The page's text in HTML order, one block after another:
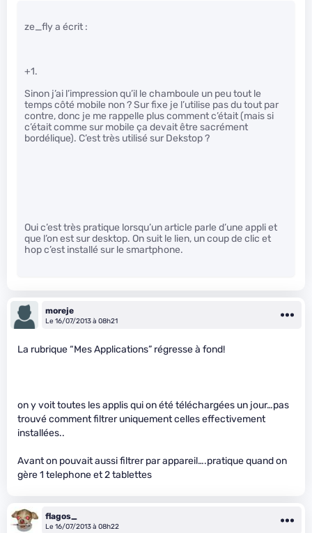
ze_fly a écrit :
+1.
Sinon j’ai l’impression qu’il le chamboule un peu tout le
temps côté mobile non ? Sur fixe je l’utilise pas du tout par
contre, donc je me rappelle plus comment c’était (mais si
c’était comme sur mobile ça devait être sacrément
bordélique). C’est très utilisé sur Dekstop ?
Oui c’est très pratique lorsqu’un article parle d’une appli et
que l’on est sur desktop. On suit le lien, un coup de clic et
hop c’est installé sur le smartphone.
moreje
Le 16/07/2013 à 08h21
La rubrique “Mes Applications” régresse à fond!
on y voit toutes les applis qui on été téléchargées un jour…pas
trouvé comment filtrer uniquement celles effectivement
installées..
Avant on pouvait aussi filtrer par appareil….pratique quand on
gère 1 telephone et 2 tablettes
flagos_
Le 16/07/2013 à 08h22